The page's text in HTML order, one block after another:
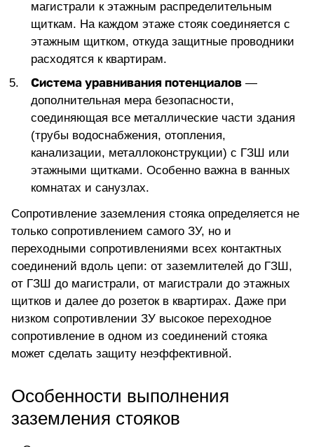
магистрали к этажным распределительным
щиткам. На каждом этаже стояк соединяется с
этажным щитком, откуда защитные проводники
расходятся к квартирам.
Система уравнивания потенциалов —
дополнительная мера безопасности,
соединяющая все металлические части здания
(трубы водоснабжения, отопления,
канализации, металлоконструкции) с ГЗШ или
этажными щитками. Особенно важна в ванных
комнатах и санузлах.
Сопротивление заземления стояка определяется не
только сопротивлением самого ЗУ, но и
переходными сопротивлениями всех контактных
соединений вдоль цепи: от заземлителей до ГЗШ,
от ГЗШ до магистрали, от магистрали до этажных
щитков и далее до розеток в квартирах. Даже при
низком сопротивлении ЗУ высокое переходное
сопротивление в одном из соединений стояка
может сделать защиту неэффективной.
Особенности выполнения
заземления стояков